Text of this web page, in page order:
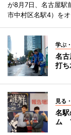
が8月7日、名古屋駅
市中村区名駅4）をオ
学ぶ
名
打ち
見る
名
ム